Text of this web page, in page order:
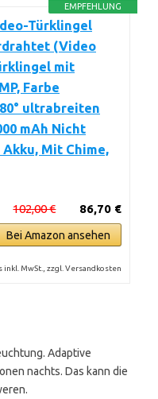
EMPFEHLUNG
Türklingel
(Video
mit
Farbe
ultrabreiten
mAh Nicht
Mit Chime,
86,70 €
102,00 €
Bei Amazon ansehen
inkl. MwSt., zzgl. Versandkosten
Adaptive
nachts. Das kann die